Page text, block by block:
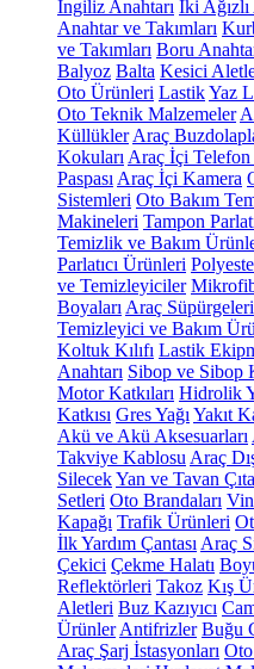
İngiliz Anahtarı İki
Anahtar ve Takımları
ve Takımları Boru
Balyoz Balta Kesici
Oto Ürünleri LastikYaz
Oto Teknik Malzemeler
Küllükler Araç
Kokuları Araç İçi
Paspası Araç İçi Kamera
Sistemleri Oto Bakım
Makineleri Tampon
Temizlik ve Bakım
Parlatıcı Ürünleri
ve Temizleyiciler
Boyaları Araç Süpürgeleri
Temizleyici ve Bakım
Koltuk Kılıfı Lastik
Anahtarı Sibop ve Sibop
Motor Katkıları Hidrolik
Katkısı Gres Yağı Yakıt
Akü ve Akü Aksesuarları
Takviye Kablosu Araç
SilecekYan ve Tavan
Setleri Oto Brandaları
Kapağı Trafik Ürünleri
İlk Yardım Çantası Araç
Çekici Çekme Halatı
Reflektörleri Takoz Kış
Aletleri Buz Kazıyıcı
Ürünler Antifrizler Buğu
Araç Şarj İstasyonları